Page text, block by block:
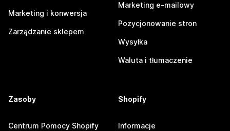
Marketing i konwersja
Zarządzanie sklepem
Marketing e-mailowy
Pozycjonowanie stron
Wysyłka
Waluta i tłumaczenie
Zasoby
Centrum Pomocy Shopify
Shopify
Informacje